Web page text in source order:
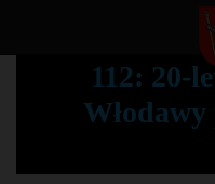
112: 20-